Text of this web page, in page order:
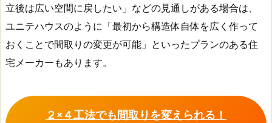
立後は広い空間に戻したい」などの見通しがある場合は、
ユニテハウスのように「最初から構造体自体を広く作って
おくことで間取りの変更が可能」といったプランのある住
宅メーカーもあります。
２×４工法でも間取りを変えられる！